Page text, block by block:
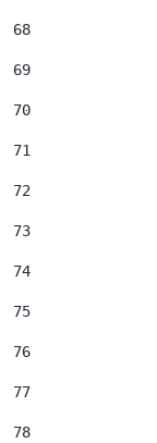
68
69
70
71
72
73
74
75
76
77
78